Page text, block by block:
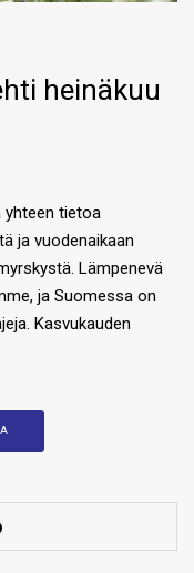
heinäkuu
yhteen tietoa
ja vuodenaikaan
Lämpenevä
ja Suomessa on
Kasvukauden